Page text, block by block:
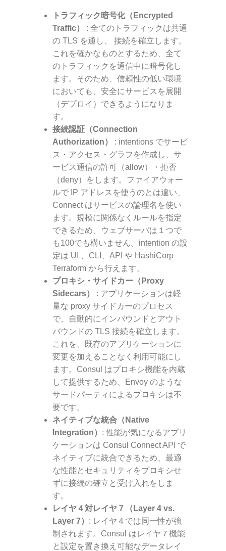
トラフィック暗号化（Encrypted
Traffic）
: 全てのトラフィックは共通
の TLS を通し、 接続を確立します。
これを確かなものとするため、全て
のトラフィックを通信中に暗号化し
ます。そのため、信頼性の低い環境
においても、安全にサービスを展開
（デプロイ）できるようになりま
す。
接続認証（Connection
Authorization）
: intentions でサービ
ス・アクセス・グラフを作成し、サ
ービス通信の許可（allow）・拒否
（deny）をします。ファイアウォー
ルで IP アドレスを使うのとは違い、
Connect はサービスの論理名を使い
ます。規模に関係なくルールを指定
できるため、ウェブサーバは１つで
も100でも構いません。intention の設
定は UI 、CLI、API や HashiCorp
Terraform から行えます。
プロキシ・サイドカー（Proxy
Sidecars）
: アプリケーションは軽
量な proxy サイドカーのプロセス
で、自動的にインバウンドとアウト
バウンドの TLS 接続を確立します。
これを、既存のアプリケーションに
変更を加えることなく利用可能にし
ます。Consul はプロキシ機能を内蔵
して提供するため、Envoy のような
サードパーティによるプロキシは不
要です。
ネイティブな統合（Native
Integration） : 性能が気になるアプリ
ケーションは Consul Connect API で
ネイティブに統合できるため、最適
な性能とセキュリティをプロキシせ
ずに接続の確立と受け入れをしま
す。
レイヤ４対レイヤ７（Layer 4 vs.
Layer 7） : レイヤ４では同一性が強
制されます。Consul はレイヤ７機能
と設定を置き換え可能なデータレイ